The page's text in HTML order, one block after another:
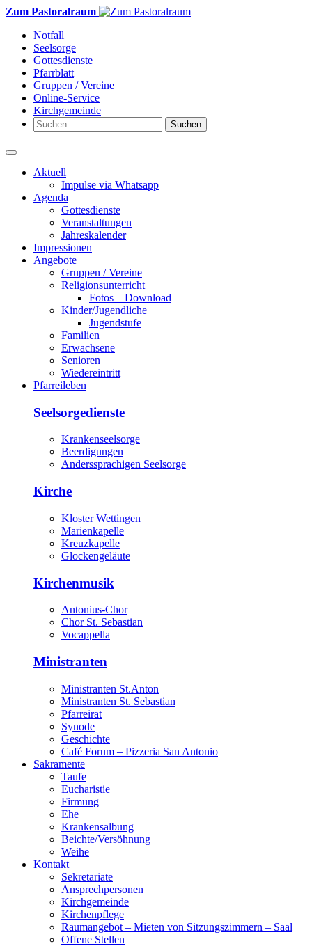
Weiter
Inhalt
Zum Pastoralraum
Notfall
Seelsorge
Gottesdienste
Pfarrblatt
Gruppen / Vereine
Online-Service
Kirchgemeinde
Suchen
nach:
Aktuell
Impulse via Whatsapp
Agenda
Gottesdienste
Veranstaltungen
Jahreskalender
Impressionen
Angebote
Gruppen / Vereine
Religionsunterricht
Fotos – Download
Kinder/Jugendliche
Jugendstufe
Familien
Erwachsene
Senioren
Wiedereintritt
Pfarreileben
Seelsorgedienste
Krankenseelsorge
Beerdigungen
Anderssprachigen Seelsorge
Kirche
Kloster Wettingen
Marienkapelle
Kreuzkapelle
Glockengeläute
Kirchenmusik
Antonius-Chor
Chor St. Sebastian
Vocappella
Ministranten
Ministranten St.Anton
Ministranten St. Sebastian
Pfarreirat
Synode
Geschichte
Café Forum – Pizzeria San Antonio
Sakramente
Taufe
Eucharistie
Firmung
Ehe
Krankensalbung
Beichte/Versöhnung
Weihe
Kontakt
Sekretariate
Ansprechpersonen
Kirchgemeinde
Kirchenpflege
Raumangebot – Mieten von Sitzungszimmern – Saal
Offene Stellen